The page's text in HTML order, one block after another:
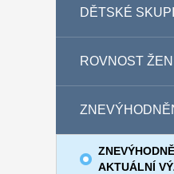
DĚTSKÉ
ROVNOST
AKTUÁLNÍ